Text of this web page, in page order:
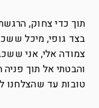
תוך כדי צחוק,
בצד גופי, מיכל
צמודה אלי, אני
והבטתי אל תוך
טובות עד